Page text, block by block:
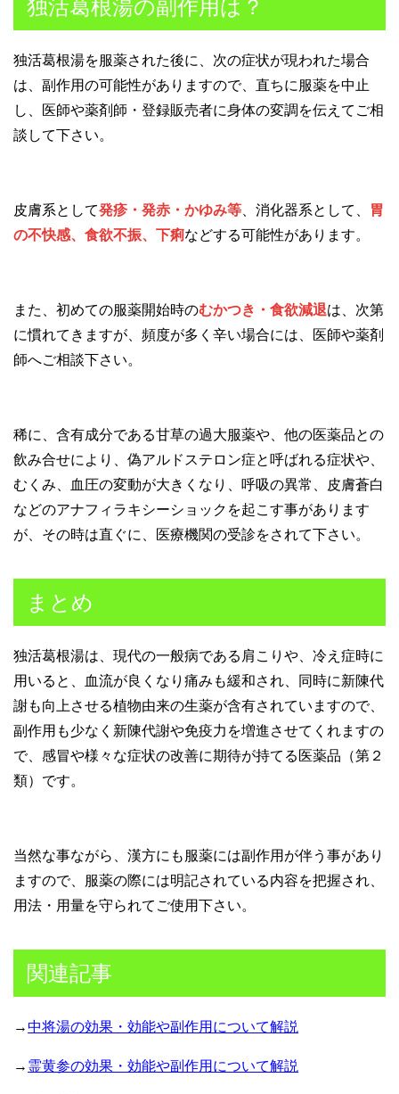
独活葛根湯の副作用は？
独活葛根湯を服薬された後に、次の症状が現われた場合
は、副作用の可能性がありますので、直ちに服薬を中止
し、医師や薬剤師・登録販売者に身体の変調を伝えてご相
談して下さい。
皮膚系として発疹・発赤・かゆみ等 、消化器系として、
胃
の不快感、食欲不振、下痢などする可能性があります。
また、初めての服薬開始時のむかつき・食欲減退は、次第
に慣れてきますが、頻度が多く辛い場合には、医師や薬剤
師へご相談下さい。
稀に、含有成分である甘草の過大服薬や、他の医薬品との
飲み合せにより、偽アルドステロン症と呼ばれる症状や、
むくみ、血圧の変動が大きくなり、呼吸の異常、皮膚蒼白
などのアナフィラキシーショックを起こす事があります
が、その時は直ぐに、医療機関の受診をされて下さい。
まとめ
独活葛根湯は、現代の一般病である肩こりや、冷え症時に
用いると、血流が良くなり痛みも緩和され、同時に新陳代
謝も向上させる植物由来の生薬が含有されていますので、
副作用も少なく新陳代謝や免疫力を増進させてくれますの
で、感冒や様々な症状の改善に期待が持てる医薬品（第２
類）です。
当然な事ながら、漢方にも服薬には副作用が伴う事があり
ますので、服薬の際には明記されている内容を把握され、
用法・用量を守られてご使用下さい。
関連記事
→中将湯の効果・効能や副作用について解説
→ 霊黄参の効果・効能や副作用について解説